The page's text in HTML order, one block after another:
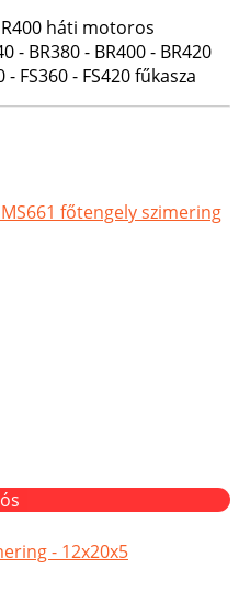
háti motoros
- BR380 - BR400 - BR420
FS360 - FS420 fűkasza
főtengely szimering
- 12x20x5